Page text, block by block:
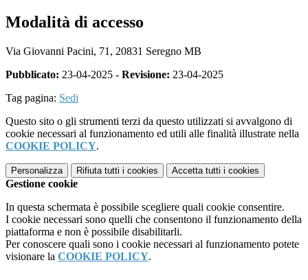
Modalità di accesso
Via Giovanni Pacini, 71, 20831 Seregno MB
Pubblicato: 23-04-2025 - Revisione: 23-04-2025
Tag pagina: Sedi
Questo sito o gli strumenti terzi da questo utilizzati si avvalgono di
cookie necessari al funzionamento ed utili alle finalità illustrate nella
COOKIE POLICY.
Personalizza Rifiuta tutti i cookies Accetta tutti i cookies
Gestione cookie
In questa schermata è possibile scegliere quali cookie consentire.
I cookie necessari sono quelli che consentono il funzionamento della
piattaforma e non è possibile disabilitarli.
Per conoscere quali sono i cookie necessari al funzionamento potete
visionare la COOKIE POLICY.